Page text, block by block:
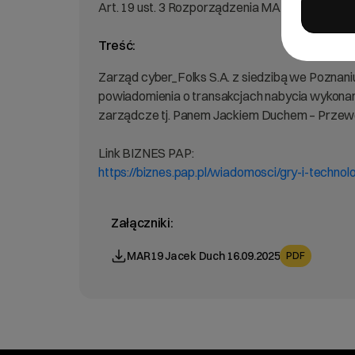
Art. 19 ust. 3 Rozporządzenia MAR –
Treść:
Zarząd cyber_Folks S.A. z siedzibą we
powiadomienia o transakcjach nabycia
zarządcze tj. Panem Jackiem Duchem –
Link BIZNES PAP:
https://biznes.pap.pl/wiadomosci/gry-i-
Załączniki:
MAR19 Jacek Duch 16.09.2025 PDF